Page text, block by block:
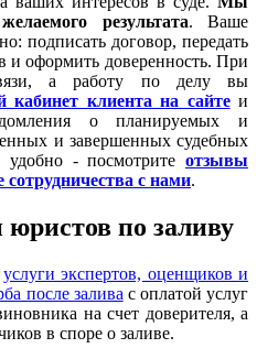
результата. Ваше
подписать договор, передать
оформить доверенность. При
а работу по делу вы
кабинет клиента на сайтеи
о планируемых и
и завершенных судебных
удобно - посмотрите отзывы
с нами.
юристов по заливу
услуги экспертов, оценщиков и
после залива с оплатой услуг
на счет доверителя, а
в споре о заливе.